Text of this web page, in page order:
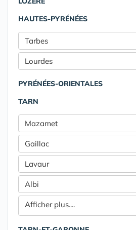
HAUTES-PYRÉNÉES
Tarbes
Lourdes
PYRÉNÉES-ORIENTALES
TARN
Mazamet
Gaillac
Lavaur
Albi
Afficher plus....